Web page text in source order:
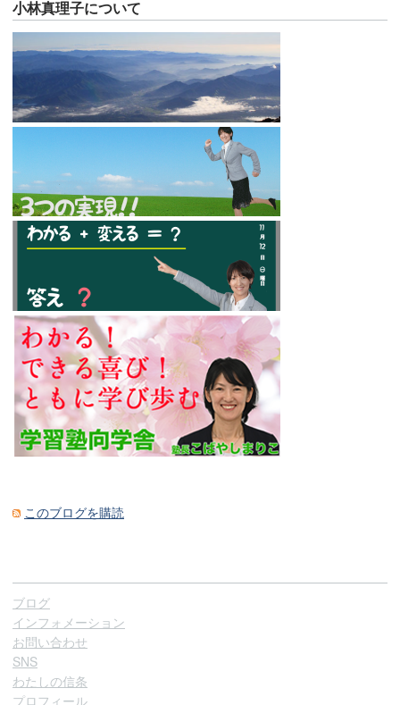
小林真理子について
このブログを購読
ブログ
インフォメーション
お問い合わせ
SNS
わたしの信条
プロフィール